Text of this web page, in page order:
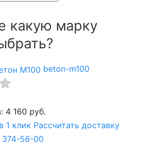
какую марку
beton-m100
4 160 руб.
1 клик Рассчитать доставку
56-00